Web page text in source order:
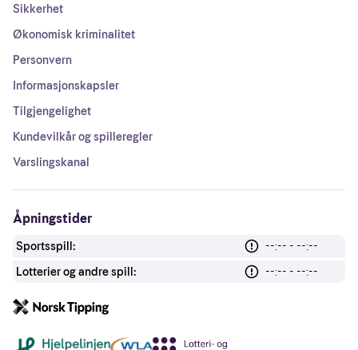
Sikkerhet
Økonomisk kriminalitet
Personvern
Informasjonskapsler
Tilgjengelighet
Kundevilkår og spilleregler
Varslingskanal
Åpningstider
Sportsspill:
--:-- - --:--
Lotterier og andre spill:
--:-- - --:--
Andre lenker